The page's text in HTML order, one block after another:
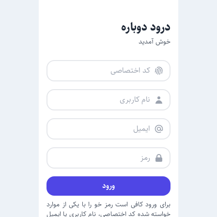
درود دوباره
خوش آمدید
ورود
برای ورود کافی است رمز خو را با یکی از موارد
خواسته شده کد اختصاصی، نام کاربری یا ایمیل